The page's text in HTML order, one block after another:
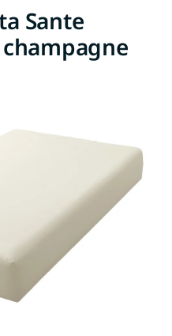
Sante
champagne